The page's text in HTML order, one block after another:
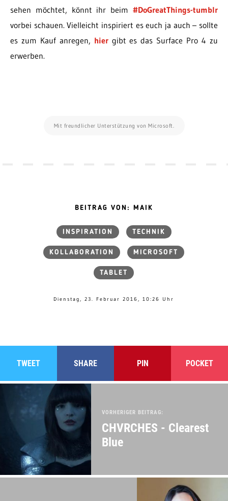
sehen möchtet, könnt ihr beim #DoGreatThings-tumblr
vorbei schauen. Vielleicht inspiriert es euch ja auch – sollte
es zum Kauf anregen, hiergibt es das Surface Pro 4 zu
erwerben.
Mit freundlicher Unterstützung von Microsoft.
BEITRAG VON: MAIK
INSPIRATION TECHNIK
KOLLABORATION MICROSOFT
TABLET
Dienstag, 23. Februar 2016, 10:26 Uhr
TWEET SHARE PIN POCKET
VORHERIGER BEITRAG:
CHVRCHES - Clearest
Blue